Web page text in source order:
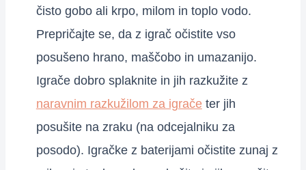
čisto gobo ali krpo, milom in toplo vodo.
Prepričajte se, da z igrač očistite vso
posušeno hrano, maščobo in umazanijo.
Igrače dobro splaknite in jih razkužite z
naravnim razkužilom za igračeter jih
posušite na zraku (na odcejalniku za
posodo). Igračke z baterijami očistite zunaj z